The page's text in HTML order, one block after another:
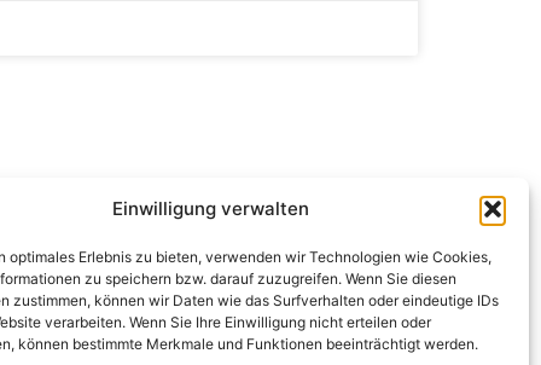
Einwilligung verwalten
optimales Erlebnis zu bieten, verwenden wir Technologien wie Cookies,
zu speichern bzw. darauf zuzugreifen. Wenn Sie diesen
zustimmen, können wir Daten wie das Surfverhalten oder eindeutige IDs
verarbeiten. Wenn Sie Ihre Einwilligung nicht erteilen oder
können bestimmte Merkmale und Funktionen beeinträchtigt werden.